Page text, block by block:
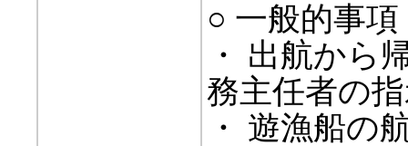
○ 一般的事項
・ 出航から
務主任者の
・ 遊漁船の